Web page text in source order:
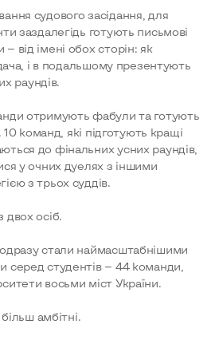
судового засідання, для
заздалегідь готують письмові
від імені обох сторін: як
і в подальшому презентують
раундів.
отримують фабули та готують
10 команд, які підготують кращі
до фінальних усних раундів,
у очних дуелях з іншими
з трьох суддів.
осіб.
стали наймасштабнішими
серед студентів — 44 команди,
восьми міст України.
амбітні.